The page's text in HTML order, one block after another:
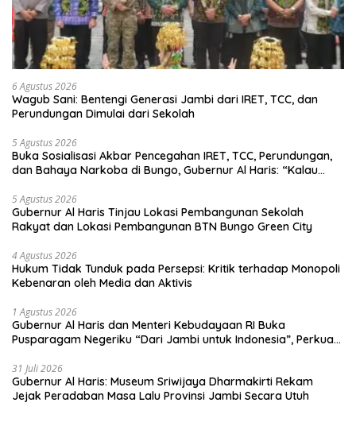
6 Agustus 2026
Wagub Sani: Bentengi Generasi Jambi dari IRET, TCC, dan
Perundungan Dimulai dari Sekolah
5 Agustus 2026
Buka Sosialisasi Akbar Pencegahan IRET, TCC, Perundungan,
dan Bahaya Narkoba di Bungo, Gubernur Al Haris: “Kalau
tangan”
5 Agustus 2026
Gubernur Al Haris Tinjau Lokasi Pembangunan Sekolah
Rakyat dan Lokasi Pembangunan BTN Bungo Green City
4 Agustus 2026
Hukum Tidak Tunduk pada Persepsi: Kritik terhadap Monopoli
Kebenaran oleh Media dan Aktivis
1 Agustus 2026
Gubernur Al Haris dan Menteri Kebudayaan RI Buka
Pusparagam Negeriku “Dari Jambi untuk Indonesia”, Perkuat
31 Juli 2026
Gubernur Al Haris: Museum Sriwijaya Dharmakirti Rekam
Jejak Peradaban Masa Lalu Provinsi Jambi Secara Utuh